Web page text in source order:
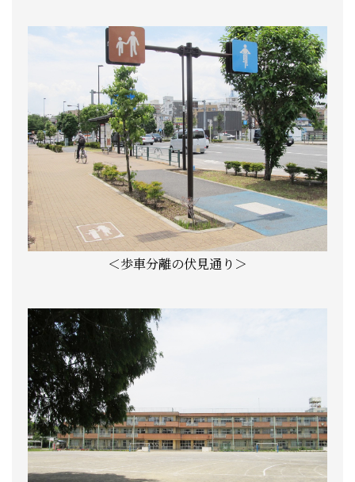
＜歩車分離の伏見通り＞